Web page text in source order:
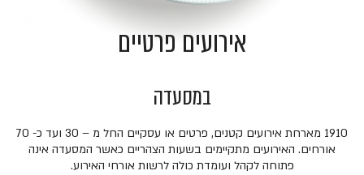
אירועים פרטיים
במסעדה
1910 מארחת אירועים קטנים, פרטים או עסקיים החל מ – 30 ועד כ- 70
אורחים. האירועים מתקיימים בשעות הצהריים כאשר המסעדה אינה
פתוחה לקהל ועומדת כולה לרשות אורחי האירוע.